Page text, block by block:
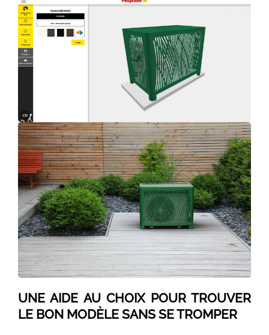
UNE AIDE AU CHOIX POUR TROUVER
LE BON MODÈLE SANS SE TROMPER